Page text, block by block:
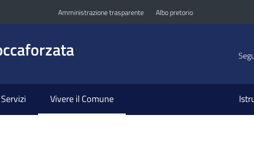
Amministrazione trasparente Albo pretorio
Servizi Vivere il Comune